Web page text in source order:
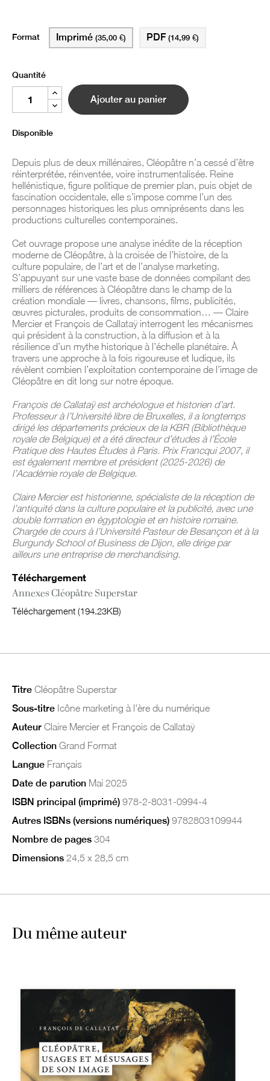
Format Imprimé (35,00 €) PDF (14,99 €)
Quantité
Ajouter au panier
Disponible
Depuis plus de deux millénaires, Cléopâtre n’a cessé d’être
réinterprétée, réinventée, voire instrumentalisée. Reine
hellénistique, figure politique de premier plan, puis objet de
fascination occidentale, elle s’impose comme l’un des
personnages historiques les plus omniprésents dans les
productions culturelles contemporaines.
Cet ouvrage propose une analyse inédite de la réception
moderne de Cléopâtre, à la croisée de l’histoire, de la
culture populaire, de l’art et de l’analyse marketing.
S’appuyant sur une vaste base de données compilant des
milliers de références à Cléopâtre dans le champ de la
création mondiale — livres, chansons, films, publicités,
œuvres picturales, produits de consommation… — Claire
Mercier et François de Callataÿ interrogent les mécanismes
qui président à la construction, à la diffusion et à la
résilience d’un mythe historique à l’échelle planétaire. À
travers une approche à la fois rigoureuse et ludique, ils
révèlent combien l’exploitation contemporaine de l’image de
Cléopâtre en dit long sur notre époque.
François de Callataÿ est archéologue et historien d’art.
Professeur à l’Université libre de Bruxelles, il a longtemps
dirigé les départements précieux de la KBR (Bibliothèque
royale de Belgique) et a été directeur d’études à l’École
Pratique des Hautes Études à Paris. Prix Francqui 2007, il
est également membre et président (2025-2026) de
l’Académie royale de Belgique.
Claire Mercier est historienne, spécialiste de la réception de
l’antiquité dans la culture populaire et la publicité, avec une
double formation en égyptologie et en histoire romaine.
Chargée de cours à l’Université Pasteur de Besançon et à la
Burgundy School of Business de Dijon, elle dirige par
ailleurs une entreprise de merchandising.
Téléchargement
Annexes Cléopâtre Superstar
Téléchargement (194.23KB)
Titre Cléopâtre Superstar
Sous-titre Icône marketing à l'ère du numérique
Auteur Claire Mercier et François de Callataÿ
Collection Grand Format
Langue Français
Date de parution Mai 2025
ISBN principal (imprimé) 978-2-8031-0994-4
Autres ISBNs (versions numériques) 9782803109944
Nombre de pages 304
Dimensions 24,5 x 28,5 cm
Du même auteur